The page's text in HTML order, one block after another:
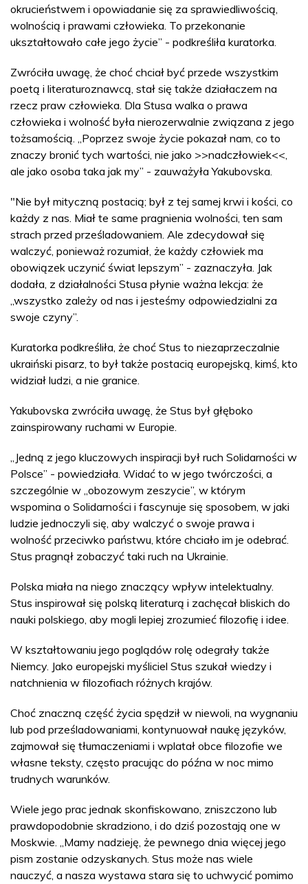
okrucieństwem i opowiadanie się za sprawiedliwością,
wolnością i prawami człowieka. To przekonanie
ukształtowało całe jego życie” - podkreśliła kuratorka.
Zwróciła uwagę, że choć chciał być przede wszystkim
poetą i literaturoznawcą, stał się także działaczem na
rzecz praw człowieka. Dla Stusa walka o prawa
człowieka i wolność była nierozerwalnie związana z jego
tożsamością. „Poprzez swoje życie pokazał nam, co to
znaczy bronić tych wartości, nie jako >>nadczłowiek<<,
ale jako osoba taka jak my” - zauważyła Yakubovska.
"Nie był mityczną postacią; był z tej samej krwi i kości, co
każdy z nas. Miał te same pragnienia wolności, ten sam
strach przed prześladowaniem. Ale zdecydował się
walczyć, ponieważ rozumiał, że każdy człowiek ma
obowiązek uczynić świat lepszym” - zaznaczyła. Jak
dodała, z działalności Stusa płynie ważna lekcja: że
„wszystko zależy od nas i jesteśmy odpowiedzialni za
swoje czyny”.
Kuratorka podkreśliła, że choć Stus to niezaprzeczalnie
ukraiński pisarz, to był także postacią europejską, kimś, kto
widział ludzi, a nie granice.
Yakubovska zwróciła uwagę, że Stus był głęboko
zainspirowany ruchami w Europie.
„Jedną z jego kluczowych inspiracji był ruch Solidarności w
Polsce” - powiedziała. Widać to w jego twórczości, a
szczególnie w „obozowym zeszycie”, w którym
wspomina o Solidarności i fascynuje się sposobem, w jaki
ludzie jednoczyli się, aby walczyć o swoje prawa i
wolność przeciwko państwu, które chciało im je odebrać.
Stus pragnął zobaczyć taki ruch na Ukrainie.
Polska miała na niego znaczący wpływ intelektualny.
Stus inspirował się polską literaturą i zachęcał bliskich do
nauki polskiego, aby mogli lepiej zrozumieć filozofię i idee.
W kształtowaniu jego poglądów rolę odegrały także
Niemcy. Jako europejski myśliciel Stus szukał wiedzy i
natchnienia w filozofiach różnych krajów.
Choć znaczną część życia spędził w niewoli, na wygnaniu
lub pod prześladowaniami, kontynuował naukę języków,
zajmował się tłumaczeniami i wplatał obce filozofie we
własne teksty, często pracując do późna w noc mimo
trudnych warunków.
Wiele jego prac jednak skonfiskowano, zniszczono lub
prawdopodobnie skradziono, i do dziś pozostają one w
Moskwie. „Mamy nadzieję, że pewnego dnia więcej jego
pism zostanie odzyskanych. Stus może nas wiele
nauczyć, a nasza wystawa stara się to uchwycić pomimo